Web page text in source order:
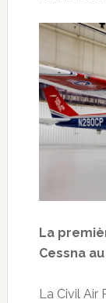
La
Cessna
La Civil Air